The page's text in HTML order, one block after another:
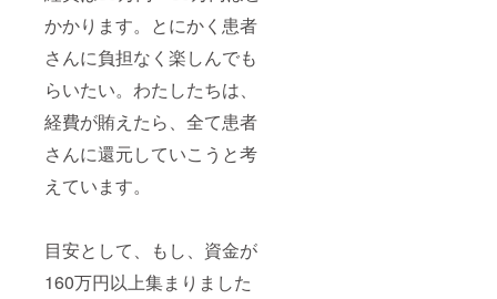
かかります。とにかく患者
さんに負担なく楽しんでも
らいたい。わたしたちは、
経費が賄えたら、全て患者
さんに還元していこうと考
えています。
目安として、もし、資金が
160万円以上集まりました